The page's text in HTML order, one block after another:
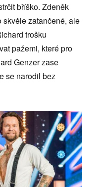
bříško. Zdeněk
zatančené, ale
trošku
pažemi, které pro
Genzer zase
se narodil bez